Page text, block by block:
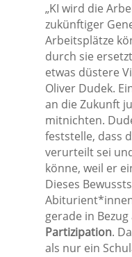
„KI wird die
zukünftiger
Arbeitsplätze
durch sie
etwas düstere
Oliver Dudek.
an die Zukunft
mitnichten.
feststelle, dass
verurteilt sei
könne, weil er
Dieses
gerade in
Partizipation.
als nur ein